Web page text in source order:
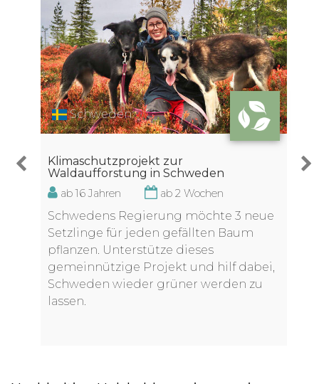
Schweden
Klimaschutzprojekt zur
Waldaufforstung in Schweden
ab 16 Jahren ab 2 Wochen
Schwedens Regierung möchte 3 neue
Setzlinge für jeden gefällten Baum
pflanzen. Unterstütze dieses
gemeinnützige Projekt und hilf dabei,
Schweden wieder grüner werden zu
lassen.